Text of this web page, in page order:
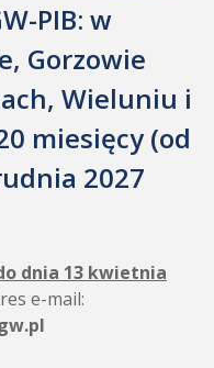
PIB: w
Gorzowie
Wieluniu i
miesięcy (od
2027
dnia 13 kwietnia
e-mail: